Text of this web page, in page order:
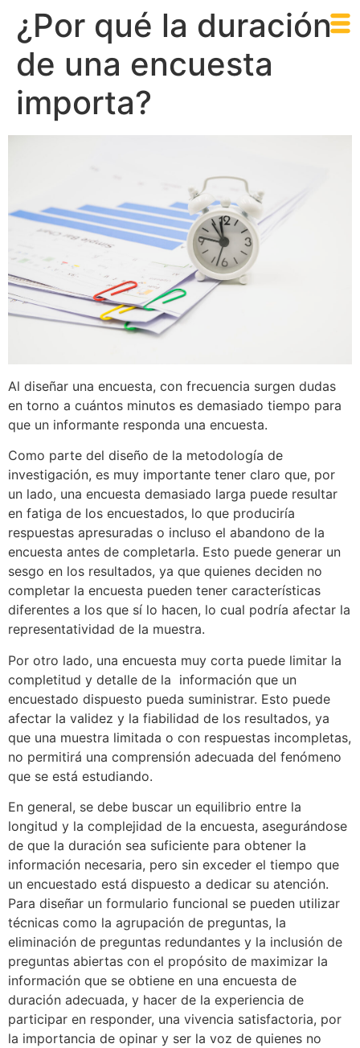
¿Por qué la duración
de una encuesta
importa?
Al diseñar una encuesta, con frecuencia surgen dudas
en torno a cuántos minutos es demasiado tiempo para
que un informante responda una encuesta.
Como parte del diseño de la metodología de
investigación, es muy importante tener claro que, por
un lado, una encuesta demasiado larga puede resultar
en fatiga de los encuestados, lo que produciría
respuestas apresuradas o incluso el abandono de la
encuesta antes de completarla. Esto puede generar un
sesgo en los resultados, ya que quienes deciden no
completar la encuesta pueden tener características
diferentes a los que sí lo hacen, lo cual podría afectar la
representatividad de la muestra.
Por otro lado, una encuesta muy corta puede limitar la
completitud y detalle de la información que un
encuestado dispuesto pueda suministrar. Esto puede
afectar la validez y la fiabilidad de los resultados, ya
que una muestra limitada o con respuestas incompletas,
no permitirá una comprensión adecuada del fenómeno
que se está estudiando.
En general, se debe buscar un equilibrio entre la
longitud y la complejidad de la encuesta, asegurándose
de que la duración sea suficiente para obtener la
información necesaria, pero sin exceder el tiempo que
un encuestado está dispuesto a dedicar su atención.
Para diseñar un formulario funcional se pueden utilizar
técnicas como la agrupación de preguntas, la
eliminación de preguntas redundantes y la inclusión de
preguntas abiertas con el propósito de maximizar la
información que se obtiene en una encuesta de
duración adecuada, y hacer de la experiencia de
participar en responder, una vivencia satisfactoria, por
la importancia de opinar y ser la voz de quienes no